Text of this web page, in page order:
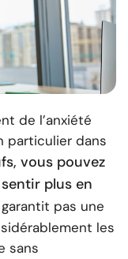
de l’anxiété
particulier dans
vous pouvez
plus en
pas une
les
sans